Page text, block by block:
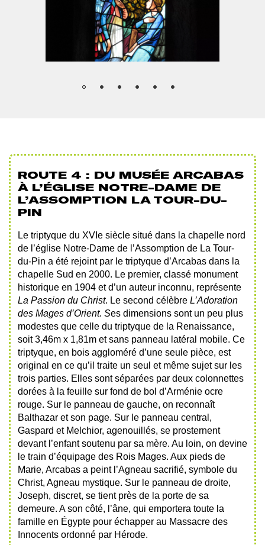
ROUTE 4 : DU MUSÉE ARCABAS
À L’ÉGLISE NOTRE-DAME DE
L’ASSOMPTION LA TOUR-DU-
PIN
Le triptyque du XVIe siècle situé dans la chapelle nord
de l’église Notre-Dame de l’Assomption de La Tour-
du-Pin a été rejoint par le triptyque d’Arcabas dans la
chapelle Sud en 2000. Le premier, classé monument
historique en 1904 et d’un auteur inconnu, représente
La Passion du Christ. Le second célèbre L’Adoration
des Mages d’Orient. Ses dimensions sont un peu plus
modestes que celle du triptyque de la Renaissance,
soit 3,46m x 1,81m et sans panneau latéral mobile. Ce
triptyque, en bois aggloméré d’une seule pièce, est
original en ce qu’il traite un seul et même sujet sur les
trois parties. Elles sont séparées par deux colonnettes
dorées à la feuille sur fond de bol d’Arménie ocre
rouge. Sur le panneau de gauche, on reconnaît
Balthazar et son page. Sur le panneau central,
Gaspard et Melchior, agenouillés, se prosternent
devant l’enfant soutenu par sa mère. Au loin, on devine
le train d’équipage des Rois Mages. Aux pieds de
Marie, Arcabas a peint l’Agneau sacrifié, symbole du
Christ, Agneau mystique. Sur le panneau de droite,
Joseph, discret, se tient près de la porte de sa
demeure. A son côté, l’âne, qui emportera toute la
famille en Égypte pour échapper au Massacre des
Innocents ordonné par Hérode.